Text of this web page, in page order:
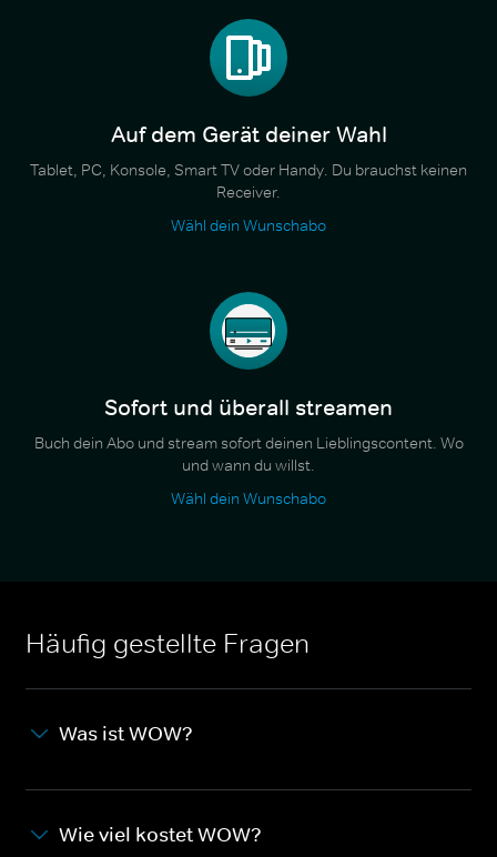
Auf dem Gerät deiner Wahl
Tablet, PC, Konsole, Smart TV oder Handy. Du brauchst keinen
Receiver.
Wähl dein Wunschabo
Sofort und überall streamen
Buch dein Abo und stream sofort deinen Lieblingscontent. Wo
und wann du willst.
Wähl dein Wunschabo
Häufig gestellte Fragen
Was ist WOW?
Wie viel kostet WOW?